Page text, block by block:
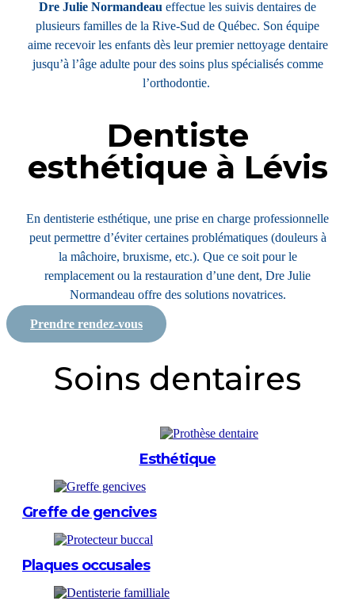
Dre Julie Normandeau effectue les suivis dentaires de
plusieurs familles de la Rive-Sud de Québec. Son équipe
aime recevoir les enfants dès leur premier nettoyage dentaire
jusqu’à l’âge adulte pour des soins plus spécialisés comme
l’orthodontie.
Dentiste
esthétique à Lévis
En dentisterie esthétique, une prise en charge professionnelle
peut permettre d’éviter certaines problématiques (douleurs à
la mâchoire, bruxisme, etc.). Que ce soit pour le
remplacement ou la restauration d’une dent, Dre Julie
Normandeau offre des solutions novatrices.
Prendre rendez-vous
Soins dentaires
Esthétique
Greffe de gencives
Plaques occusales